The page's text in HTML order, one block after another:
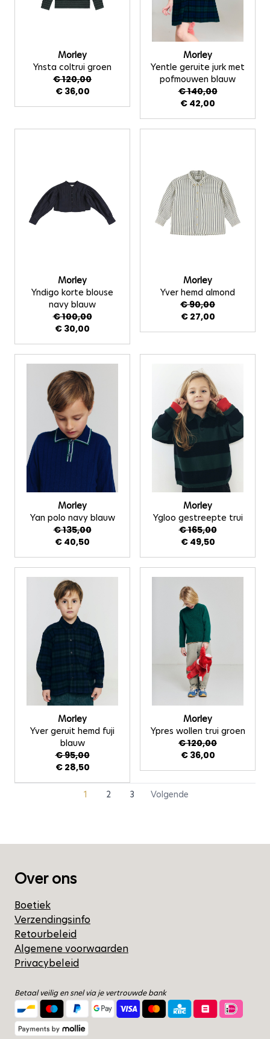
Morley
Ynsta coltrui groen
€ 120,00
€ 36,00
Morley
Yentle geruite jurk met
pofmouwen blauw
€ 140,00
€ 42,00
Morley
Yndigo korte blouse
navy blauw
€ 100,00
€ 30,00
Morley
Yver hemd almond
€ 90,00
€ 27,00
Morley
Yan polo navy blauw
€ 135,00
€ 40,50
Morley
Ygloo gestreepte trui
€ 165,00
€ 49,50
Morley
Yver geruit hemd fuji
blauw
€ 95,00
€ 28,50
Morley
Ypres wollen trui groen
€ 120,00
€ 36,00
U lees momenteel pagina
1 Pagina
2 Pagina
3 Volgende
Over ons
Boetiek
Verzendingsinfo
Retourbeleid
Algemene voorwaarden
Privacybeleid
Betaal veilig en snel via je vertrouwde bank